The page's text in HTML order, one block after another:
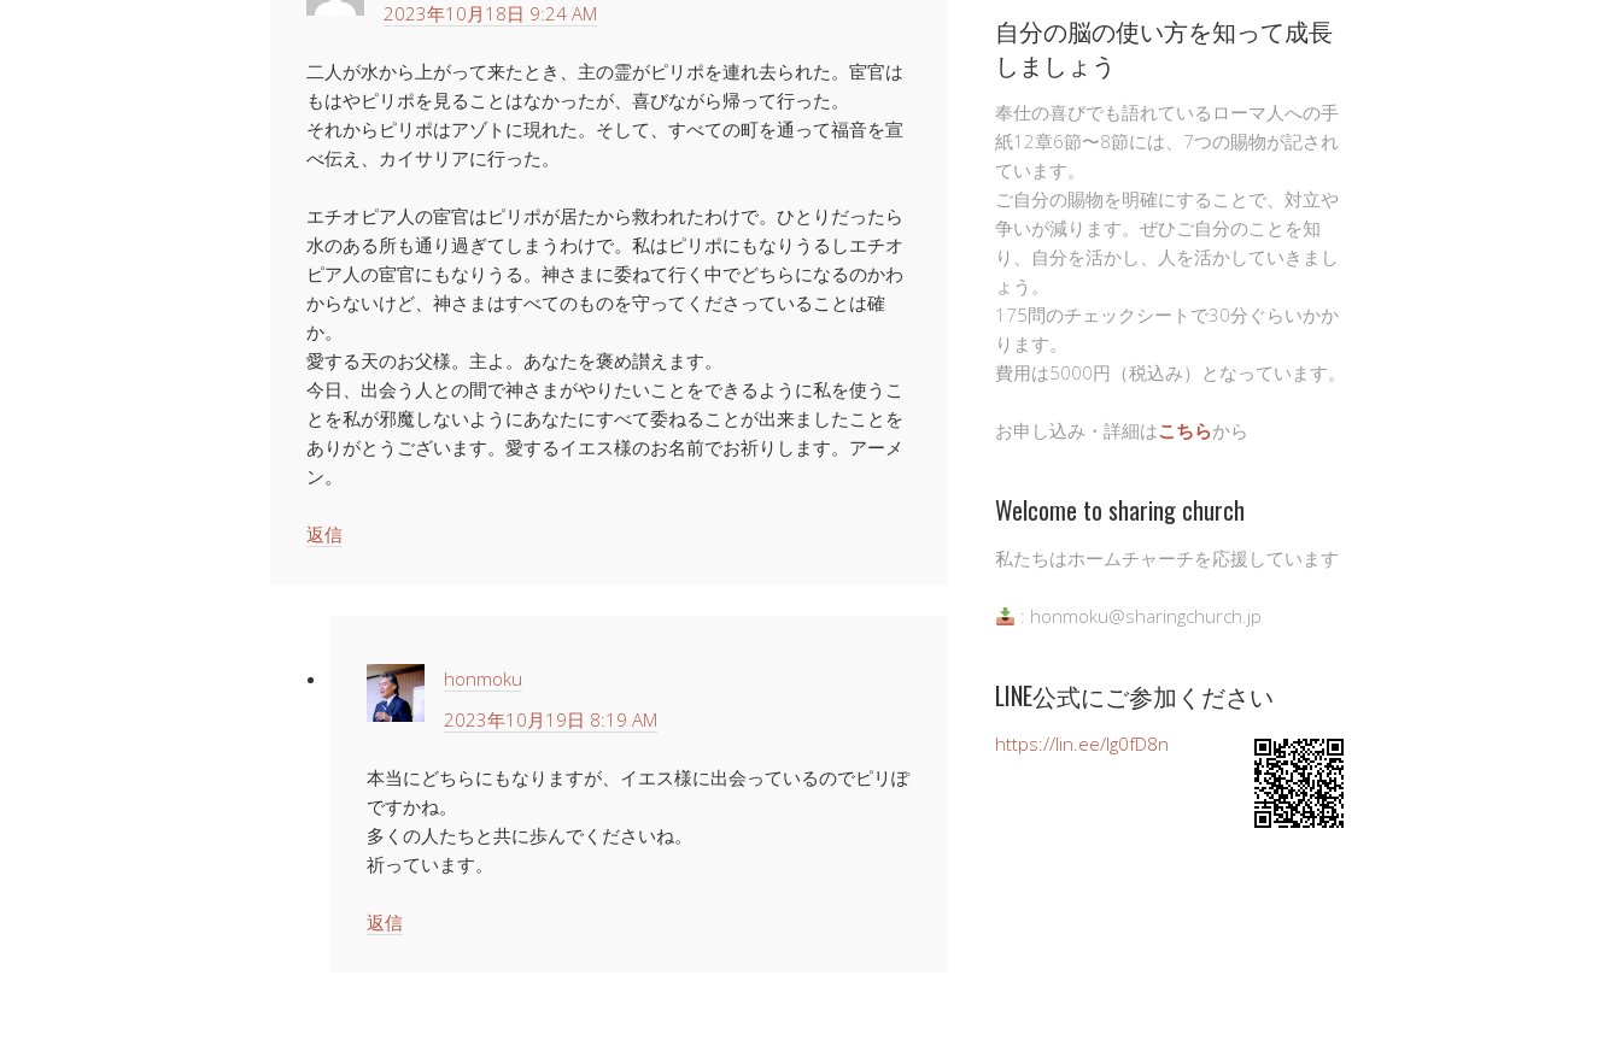
2023年10月18日 9:24 AM
二人が水から上がって来たとき、主の霊がピリポを連れ去られた。宦官は
もはやピリポを見ることはなかったが、喜びながら帰って行った。
それからピリポはアゾトに現れた。そして、すべての町を通って福音を宣
べ伝え、カイサリアに行った。
エチオピア人の宦官はピリポが居たから救われたわけで。ひとりだったら
水のある所も通り過ぎてしまうわけで。私はピリポにもなりうるしエチオ
ピア人の宦官にもなりうる。神さまに委ねて行く中でどちらになるのかわ
からないけど、神さまはすべてのものを守ってくださっていることは確
か。
愛する天のお父様。主よ。あなたを褒め讃えます。
今日、出会う人との間で神さまがやりたいことをできるように私を使うこ
とを私が邪魔しないようにあなたにすべて委ねることが出来ましたことを
ありがとうございます。愛するイエス様のお名前でお祈りします。アーメ
ン。
返信
honmoku
2023年10月19日 8:19 AM
本当にどちらにもなりますが、イエス様に出会っているのでピリぽ
ですかね。
多くの人たちと共に歩んでくださいね。
祈っています。
返信
自分の脳の使い方を知って成長
しましょう
奉仕の喜びでも語れているローマ人への手
紙12章6節〜8節には、7つの賜物が記され
ています。
ご自分の賜物を明確にすることで、対立や
争いが減ります。ぜひご自分のことを知
り、自分を活かし、人を活かしていきまし
ょう。
175問のチェックシートで30分ぐらいかか
ります。
費用は5000円（税込み）となっています。
お申し込み・詳細はこちらから
Welcome to sharing church
私たちはホームチャーチを応援しています
: honmoku@sharingchurch.jp
LINE公式にご参加ください
https://lin.ee/Ig0fD8n